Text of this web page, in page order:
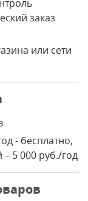
заказ
или сети
- бесплатно,
5 000 руб./год